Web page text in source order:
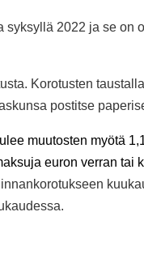
syksyllä 2022 ja se on
Korotusten
postitse
muutosten myötä
euron verran tai